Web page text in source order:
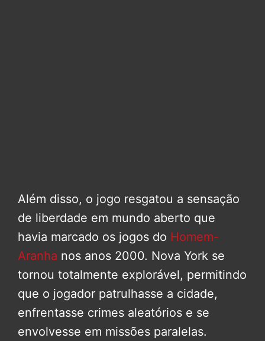
Além disso, o jogo resgatou a sensação
de liberdade em mundo aberto que
havia marcado os jogos do Homem-
Aranha nos anos 2000. Nova York se
tornou totalmente explorável, permitindo
que o jogador patrulhasse a cidade,
enfrentasse crimes aleatórios e se
envolvesse em missões paralelas.